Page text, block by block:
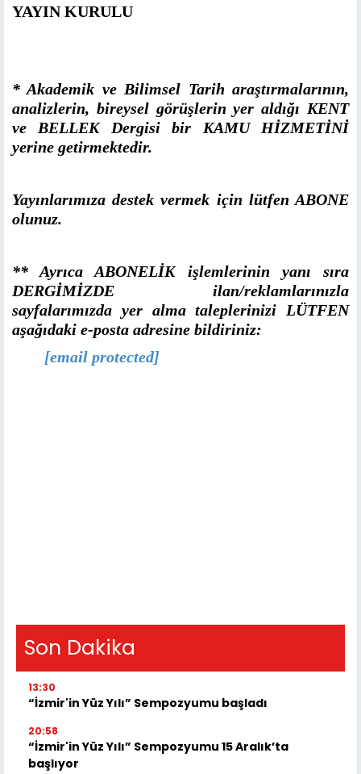
YAYIN KURULU
* Akademik ve Bilimsel Tarih araştırmalarının,
analizlerin, bireysel görüşlerin yer aldığı KENT
ve BELLEK Dergisi bir KAMU HİZMETİNİ
yerine getirmektedir.
Yayınlarımıza destek vermek için lütfen ABONE
olunuz.
** Ayrıca ABONELİK işlemlerinin yanı sıra
DERGİMİZDE ilan/reklamlarınızla
sayfalarımızda yer alma taleplerinizi LÜTFEN
aşağıdaki e-posta adresine bildiriniz:
[email protected]
Son Dakika
13:30
“İzmir'in Yüz Yılı” Sempozyumu başladı
20:58
“İzmir'in Yüz Yılı” Sempozyumu 15 Aralık’ta
başlıyor